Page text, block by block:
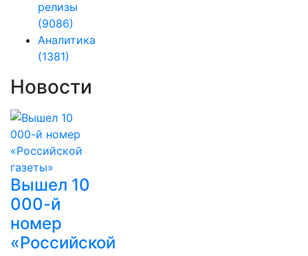
релизы
(9086)
Аналитика
(1381)
Новости
Вышел 10
000-й
номер
«Российской